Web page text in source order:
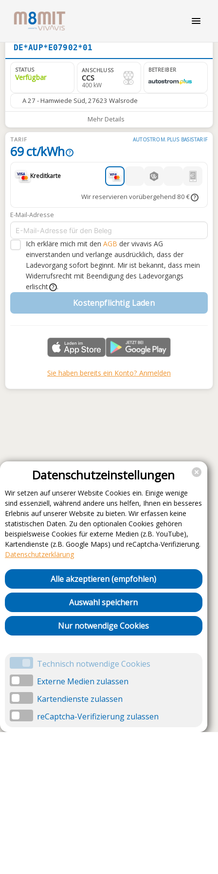
DE*AUP*E07902*01
STATUS
Verfügbar
ANSCHLUSS
CCS
400 kW
BETREIBER
A 27 - Hamwiede Süd, 27623 Walsrode
Mehr Details
TARIF AUTOSTROM.PLUS BASISTARIF
69 ct/kWh ?
Kreditkarte
Wir reservieren vorübergehend 80 € ?
E-Mail-Adresse
Ich erkläre mich mit den AGB der vivavis AG
einverstanden und verlange ausdrücklich, dass der
Ladevorgang sofort beginnt. Mir ist bekannt, dass mein
Widerrufsrecht mit Beendigung des Ladevorgangs
erlischt
? .
Kostenpflichtig Laden
Sie haben bereits ein Konto? Anmelden
Datenschutzeinstellungen
Wir setzen auf unserer Website Cookies ein. Einige wenige
sind essenziell, während andere uns helfen, Ihnen ein besseres
Erlebnis auf unserer Website zu bieten. Wir erfassen keine
statistischen Daten. Zu den optionalen Cookies gehören
beispielsweise Cookies für externe Medien (z.B. YouTube),
Kartendienste (z.B. Google Maps) und reCaptcha-Verifizierung.
Datenschutzerklärung
Alle akzeptieren (empfohlen)
Auswahl speichern
Nur notwendige Cookies
Technisch notwendige Cookies
Externe Medien zulassen
Kartendienste zulassen
reCaptcha-Verifizierung zulassen